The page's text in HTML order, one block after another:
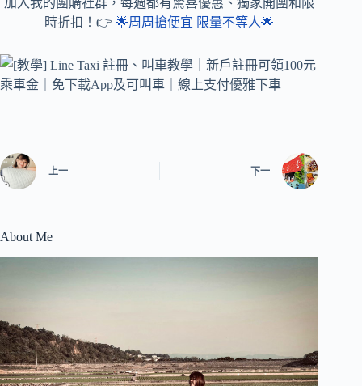
時折扣！👉🌟周周搶便宜 限量不等人🌟
上一 下一
About Me